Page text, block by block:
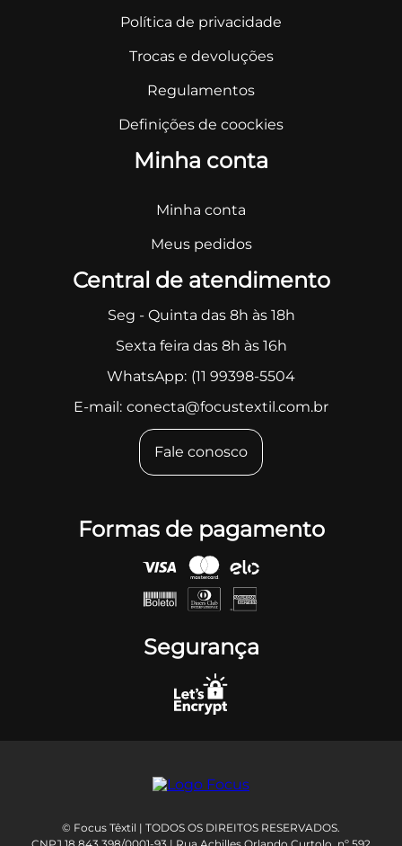
Política de privacidade
Trocas e devoluções
Regulamentos
Definições de coockies
Minha conta
Minha conta
Meus pedidos
Central de atendimento
Seg - Quinta das 8h às 18h
Sexta feira das 8h às 16h
WhatsApp: (11 99398-5504
E-mail: conecta@focustextil.com.br
Fale conosco
Formas de pagamento
Segurança
© Focus Têxtil | TODOS OS DIREITOS RESERVADOS.